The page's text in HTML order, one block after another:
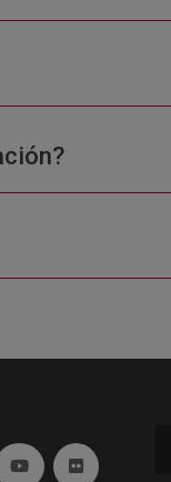
en ventana nueva)
(abre en ventana
Ir a YouTube (abre
Ir a Flickr